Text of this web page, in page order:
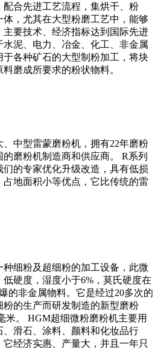
配合先进工艺流程，集烘干、粉
体，尤其在大型粉磨工艺中，能够
主要技术、经济指标达到国际先进
水泥、电力、冶金、化工、非金属
于各种矿石的大型制粉加工，将块
磨成所要求的粉状物料。
中型雷蒙磨粉机，拥有22年磨粉
磨粉机制造商和供应商。 R系列
的专家优化升级改造，具有低损
占地面积小等优点，它比传统的雷
种细粉及超细粉的加工设备，此微
硬度，湿度小于6%，莫氏硬度在
的非金属物料。它是经过20多次的
粉的生产而研发制造的新型磨粉
米。 HGM超细微粉磨粉机主要用
、滑石、涂料、颜料和化妆品行
经济实惠、产量大，并且一年只